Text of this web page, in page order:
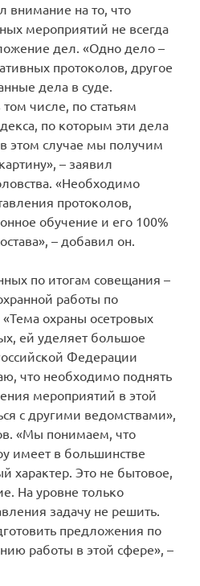
внимание на то, что
мероприятий не всегда
дел. «Одно дело –
протоколов, другое
дела в суде.
числе, по статьям
по которым эти дела
этом случае мы получим
– заявил
«Необходимо
протоколов,
обучение и его 100%
– добавил он.
по итогам совещания –
работы по
охраны осетровых
ей уделяет большое
Федерации
что необходимо поднять
мероприятий в этой
с другими ведомствами»,
«Мы понимаем, что
имеет в большинстве
характер. Это не бытовое,
На уровне только
задачу не решить.
предложения по
работы в этой сфере», –